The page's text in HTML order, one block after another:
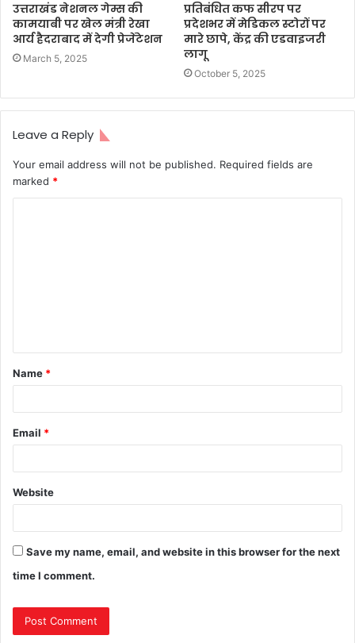
उत्तराखंड नेशनल गेम्स की
कामयाबी पर खेल मंत्री रेखा
आर्य हैदराबाद में देगी प्रेजेंटेशन
March 5, 2025
प्रतिबंधित कफ सीरप पर
प्रदेशभर में मेडिकल स्टोरों पर
मारे छापे, केंद्र की एडवाइजरी
लागू
October 5, 2025
Leave a Reply
Your email address will not be published. Required fields are
marked *
t
*
Name *
Email *
Website
Save my name, email, and website in this browser for the next
time I comment.